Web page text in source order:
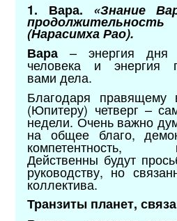
1. Вара. «Знание
(Нарасимха Рао).
Вара – энергия дня
человека и энергия
вами дела.
Благодаря правящему
(Юпитеру) четверг –
недели. Очень важно
на общее благо,
компетентность,
Действенны будут
руководству, но
коллектива.
Транзиты планет,